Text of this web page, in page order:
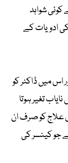
شواہد
ایچ آئی وی کی ادویات کے
اس میں ڈاکٹر کو
تغیر ہوتا
علاج کو صرف ان
جو کینسر کی